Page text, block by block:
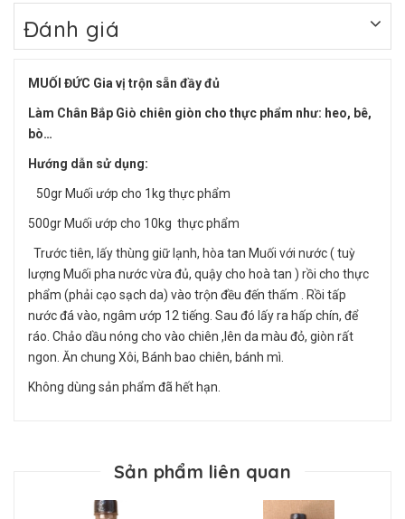
Đánh giá
MUỐI ĐỨC Gia vị trộn sẵn đầy đủ
Làm Chân Bắp Giò chiên giòn cho thực phẩm như: heo, bê,
bò…
Hướng dẫn sử dụng:
50gr Muối ướp cho 1kg thực phẩm
500gr Muối ướp cho 10kg thực phẩm
Trước tiên, lấy thùng giữ lạnh, hòa tan Muối với nước ( tuỳ
lượng Muối pha nước vừa đủ, quậy cho hoà tan ) rồi cho thực
phẩm (phải cạo sạch da) vào trộn đều đến thấm . Rồi tấp
nước đá vào, ngâm ướp 12 tiếng. Sau đó lấy ra hấp chín, để
ráo. Chảo dầu nóng cho vào chiên ,lên da màu đỏ, giòn rất
ngon. Ăn chung Xôi, Bánh bao chiên, bánh mì.
Không dùng sản phẩm đã hết hạn.
Sản phẩm liên quan